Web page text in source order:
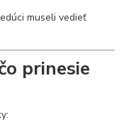
museli vedieť
prinesie